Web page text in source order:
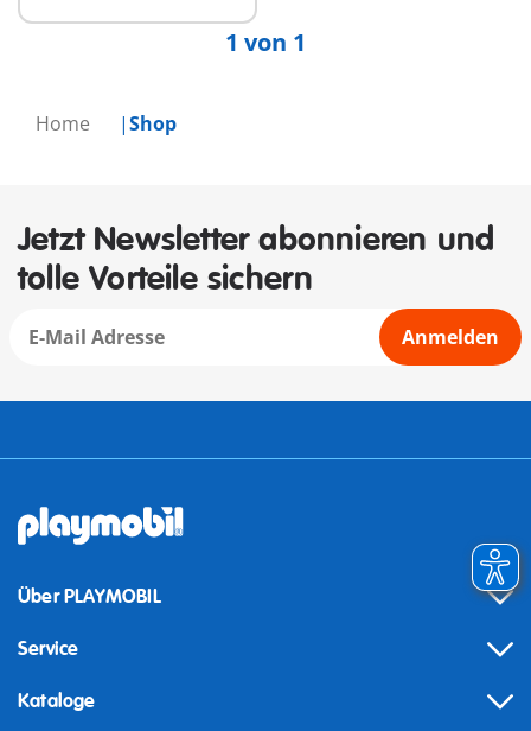
Home Shop
1 von 1
Jetzt Newsletter abonnieren und
tolle Vorteile sichern
Anmelden
Über PLAYMOBIL
Service
Kataloge